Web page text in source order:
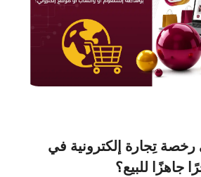
تِجارة إلكترونية في
جاهزًا للبيع؟